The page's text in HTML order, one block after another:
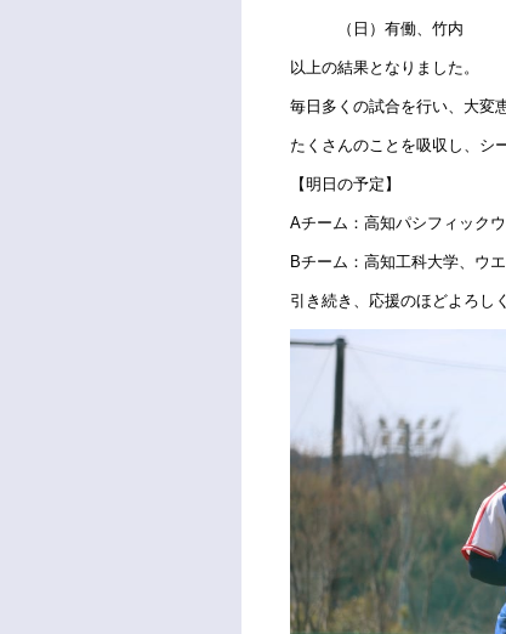
（日）有働、竹内
以上の結果となりました。
毎日多くの試合を行い、大変
たくさんのことを吸収し、シ
【明日の予定】
Aチーム：高知パシフィック
Bチーム：高知工科大学、ウ
引き続き、応援のほどよろし